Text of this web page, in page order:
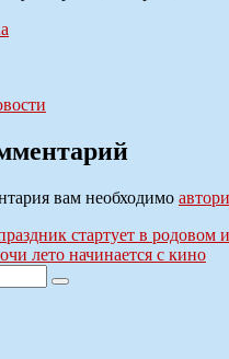
вам необходимо
стартует в родовом
лето начинается с кино
Поиск